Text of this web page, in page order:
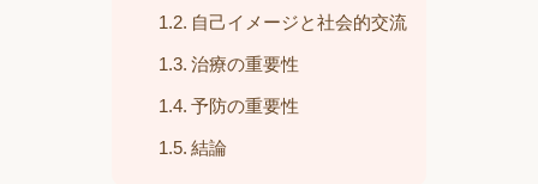
自己イメージと社会的交流
治療の重要性
予防の重要性
結論